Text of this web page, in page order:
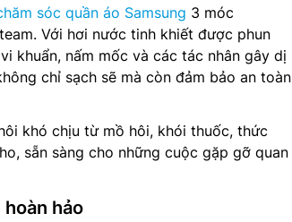
sóc quần áo Samsung 3 móc
Với hơi nước tinh khiết được phun
khuẩn, nấm mốc và các tác nhân gây dị
chỉ sạch sẽ mà còn đảm bảo an toàn
khó chịu từ mồ hôi, khói thuốc, thức
sẵn sàng cho những cuộc gặp gỡ quan
hảo